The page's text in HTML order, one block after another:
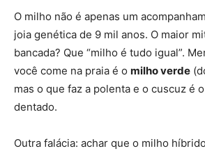
O milho não é apenas um
joia genética de 9 mil anos. O maior
bancada? Que “milho é tudo igual”.
você come na praia é o milho verde
mas o que faz a polenta e o cuscuz é o
dentado.
Outra falácia: achar que o milho